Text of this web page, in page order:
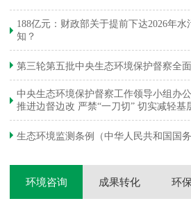
浓度下降…
188亿元：财政部关于提前下达2026年
知？
第三轮第五批中央生态环境保护督察全
中央生态环境保护督察工作领导小组办
推进边督边改 严禁“一刀切” 切实减轻基
生态环境监测条例（中华人民共和国国
环境咨询 成果转化 环